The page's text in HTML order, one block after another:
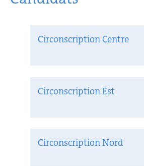
Circonscription Centre
Circonscription Est
Circonscription Nord